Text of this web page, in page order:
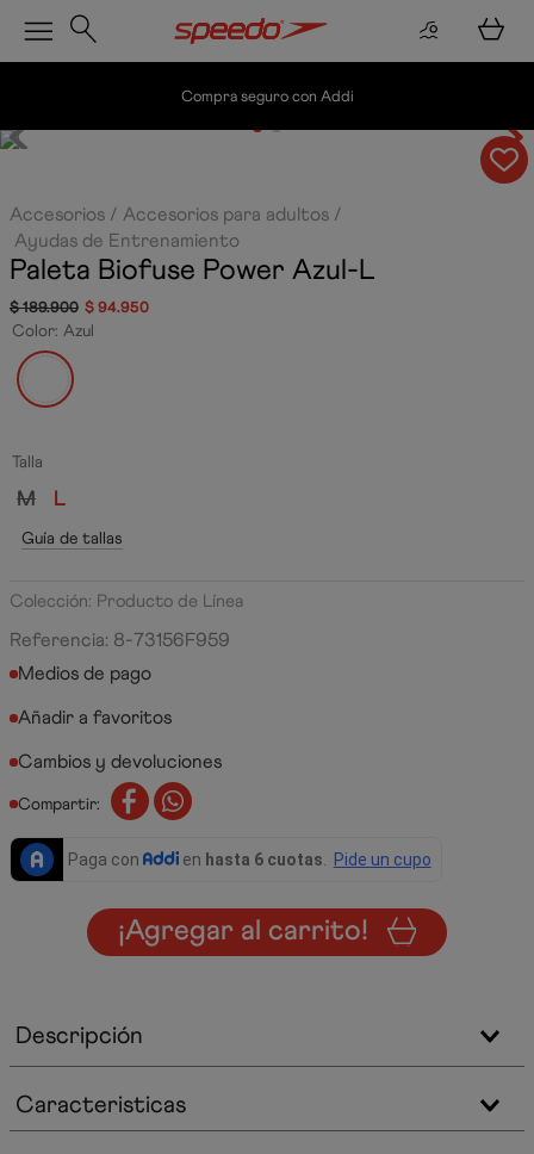
Compra seguro con Addi
Accesorios
Accesorios para adultos
Ayudas de Entrenamiento
Paleta Biofuse Power Azul-L
$189.900 $ 94.950
Color: Azul
Talla
M L
Guía de tallas
Colección: Producto de Línea
Referencia: 8-73156F959
Medios de pago
Cambios y devoluciones
Compartir:
¡Agregar al carrito!
Descripción
Caracteristicas